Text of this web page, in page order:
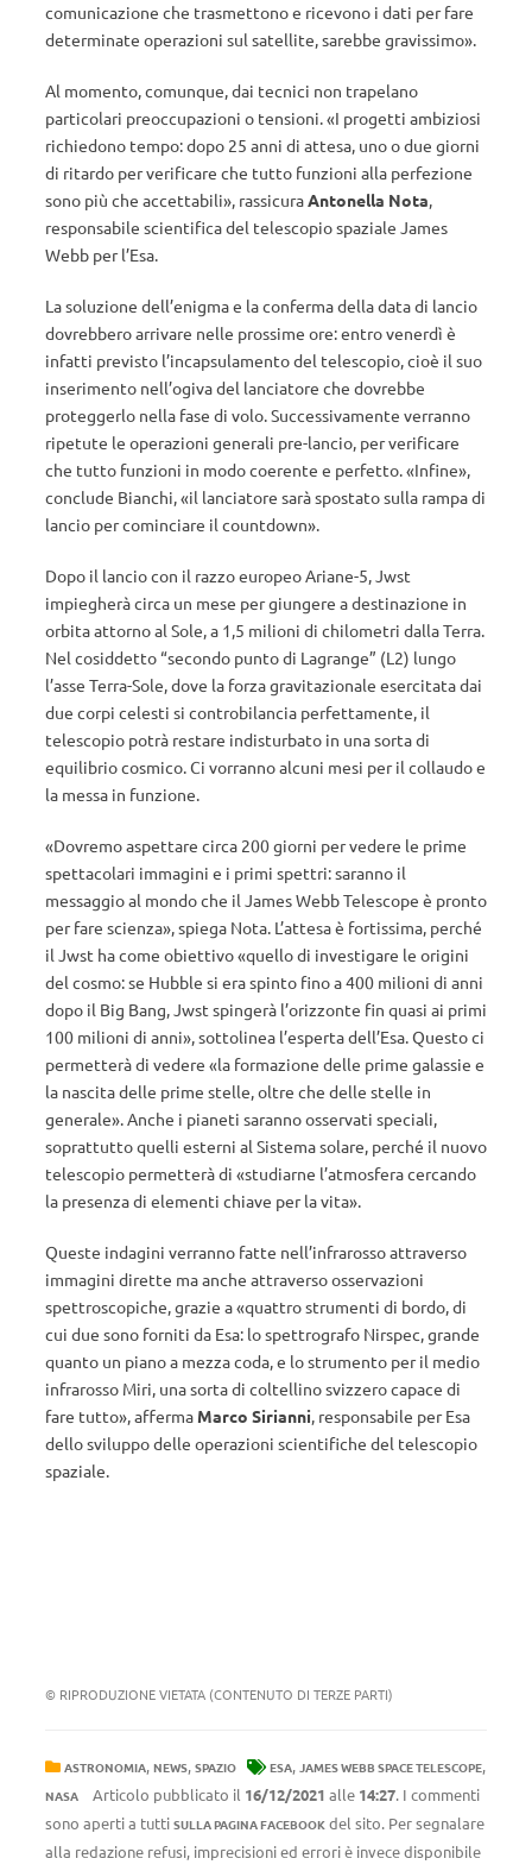
comunicazione che trasmettono e ricevono i dati per fare
determinate operazioni sul satellite, sarebbe gravissimo».
Al momento, comunque, dai tecnici non trapelano
particolari preoccupazioni o tensioni. «I progetti ambiziosi
richiedono tempo: dopo 25 anni di attesa, uno o due giorni
di ritardo per verificare che tutto funzioni alla perfezione
sono più che accettabili», rassicuraAntonella Nota,
responsabile scientifica del telescopio spaziale James
Webb per l’Esa.
La soluzione dell’enigma e la conferma della data di lancio
dovrebbero arrivare nelle prossime ore: entro venerdì è
infatti previsto l’incapsulamento del telescopio, cioè il suo
inserimento nell’ogiva del lanciatore che dovrebbe
proteggerlo nella fase di volo. Successivamente verranno
ripetute le operazioni generali pre-lancio, per verificare
che tutto funzioni in modo coerente e perfetto. «Infine»,
conclude Bianchi, «il lanciatore sarà spostato sulla rampa di
lancio per cominciare il countdown».
Dopo il lancio con il razzo europeo Ariane-5, Jwst
impiegherà circa un mese per giungere a destinazione in
orbita attorno al Sole, a 1,5 milioni di chilometri dalla Terra.
Nel cosiddetto “secondo punto di Lagrange” (L2) lungo
l’asse Terra-Sole, dove la forza gravitazionale esercitata dai
due corpi celesti si controbilancia perfettamente, il
telescopio potrà restare indisturbato in una sorta di
equilibrio cosmico. Ci vorranno alcuni mesi per il collaudo e
la messa in funzione.
«Dovremo aspettare circa 200 giorni per vedere le prime
spettacolari immagini e i primi spettri: saranno il
messaggio al mondo che il James Webb Telescope è pronto
per fare scienza», spiega Nota. L’attesa è fortissima, perché
il Jwst ha come obiettivo «quello di investigare le origini
del cosmo: se Hubble si era spinto fino a 400 milioni di anni
dopo il Big Bang, Jwst spingerà l’orizzonte fin quasi ai primi
100 milioni di anni», sottolinea l’esperta dell’Esa. Questo ci
permetterà di vedere «la formazione delle prime galassie e
la nascita delle prime stelle, oltre che delle stelle in
generale». Anche i pianeti saranno osservati speciali,
soprattutto quelli esterni al Sistema solare, perché il nuovo
telescopio permetterà di «studiarne l’atmosfera cercando
la presenza di elementi chiave per la vita».
Queste indagini verranno fatte nell’infrarosso attraverso
immagini dirette ma anche attraverso osservazioni
spettroscopiche, grazie a «quattro strumenti di bordo, di
cui due sono forniti da Esa: lo spettrografo Nirspec, grande
quanto un piano a mezza coda, e lo strumento per il medio
infrarosso Miri, una sorta di coltellino svizzero capace di
fare tutto», afferma Marco Sirianni, responsabile per Esa
dello sviluppo delle operazioni scientifiche del telescopio
spaziale.
© RIPRODUZIONE VIETATA (CONTENUTO DI TERZE PARTI)
ASTRONOMIA, NEWS, SPAZIO ESA, JAMES WEBB SPACE TELESCOPE,
NASA Articolo pubblicato il 16/12/2021 alle 14:27. I commenti
sono aperti a tutti SULLA PAGINA FACEBOOK del sito. Per segnalare
alla redazione refusi, imprecisioni ed errori è invece disponibile